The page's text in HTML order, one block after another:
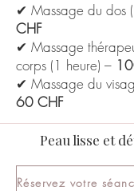
✔ Massage du dos
CHF
✔ Massage
corps (1 heure) –
✔ Massage du
60 CHF
Peau lisse et